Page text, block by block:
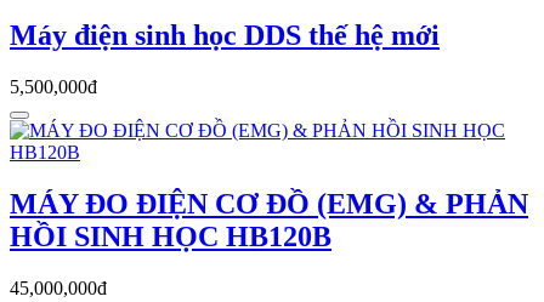
Máy điện sinh học DDS thế hệ mới
5,500,000đ
MÁY ĐO ĐIỆN CƠ ĐỒ (EMG) & PHẢN
HỒI SINH HỌC HB120B
45,000,000đ